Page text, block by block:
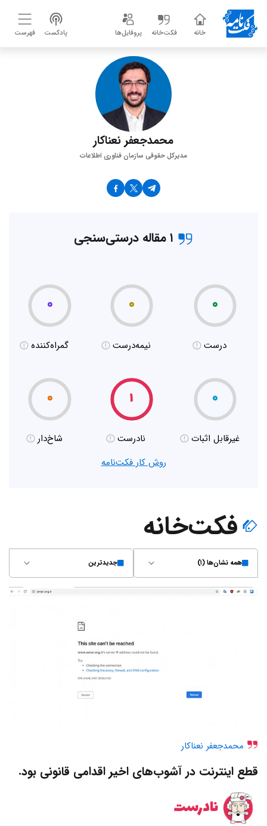
خانه فکت‌خانه پروفایل‌ها پادکست فهرست
محمدجعفر نعناکار
مدیرکل حقوقی سازمان فناوری اطلاعات
۱ مقاله درستی‌سنجی
۰
درست
۰
نیمه‌درست
۰
گمراه‌کننده
۰
غیر‌قابل اثبات
۱
نادرست
۰
شاخ‌دار
روش کار فکت‌نامه
فکت‌خانه
همه نشان‌ها (۱) جدیدترین
محمدجعفر نعناکار
قطع اینترنت در آشوب‌های اخیر اقدامی قانونی بود.
نادرست